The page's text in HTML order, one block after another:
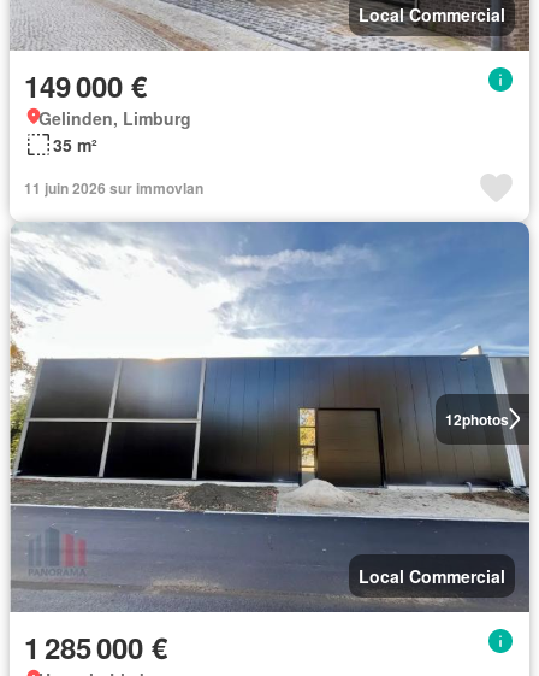
Local Commercial
149 000 €
Gelinden, Limburg
35 m²
11 juin 2026 sur immovlan
12photos
Local Commercial
1 285 000 €